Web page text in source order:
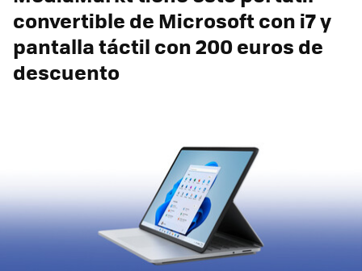
convertible de Microsoft con i7 y
pantalla táctil con 200 euros de
descuento